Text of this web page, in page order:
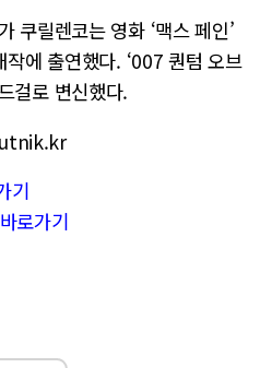
쿠릴렌코는 영화 ‘맥스 페인’
작에 출연했다. ‘007 퀀텀 오브
걸로 변신했다.
기
로가기